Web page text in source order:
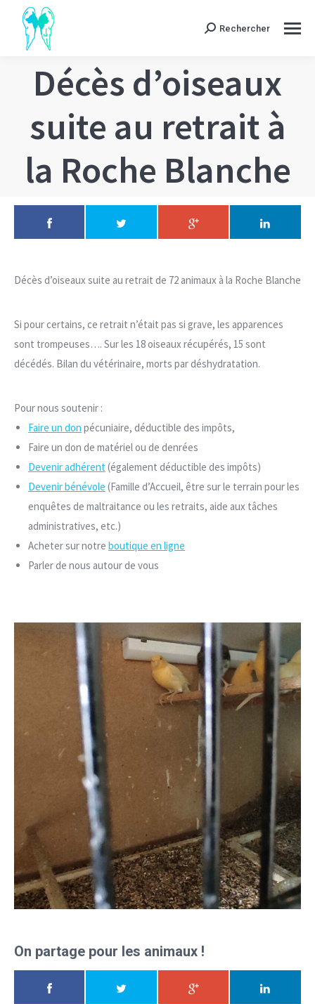
Search:Rechercher
Décès d’oiseaux
suite au retrait à
la Roche Blanche
Décès d’oiseaux suite au retrait de 72 animaux à la Roche Blanche
Si pour certains, ce retrait n’était pas si grave, les apparences
sont trompeuses…. Sur les 18 oiseaux récupérés, 15 sont
décédés. Bilan du vétérinaire, morts par déshydratation.
Pour nous soutenir :
Faire un don pécuniaire, déductible des impôts,
Faire un don de matériel ou de denrées
Devenir adhérent (également déductible des impôts)
Devenir bénévole (Famille d’Accueil, être sur le terrain pour les
enquêtes de maltraitance ou les retraits, aide aux tâches
administratives, etc.)
Acheter sur notre boutique en ligne
Parler de nous autour de vous
On partage pour les animaux !